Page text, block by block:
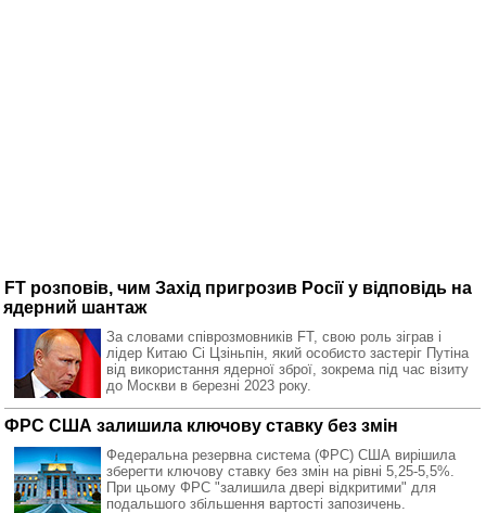
FT розповів, чим Захід пригрозив Росії у відповідь на
ядерний шантаж
За словами співрозмовників FT, свою роль зіграв і
лідер Китаю Сі Цзіньпін, який особисто застеріг Путіна
від використання ядерної зброї, зокрема під час візиту
до Москви в березні 2023 року.
ФРС США залишила ключову ставку без змін
Федеральна резервна система (ФРС) США вирішила
зберегти ключову ставку без змін на рівні 5,25-5,5%.
При цьому ФРС "залишила двері відкритими" для
подальшого збільшення вартості запозичень.